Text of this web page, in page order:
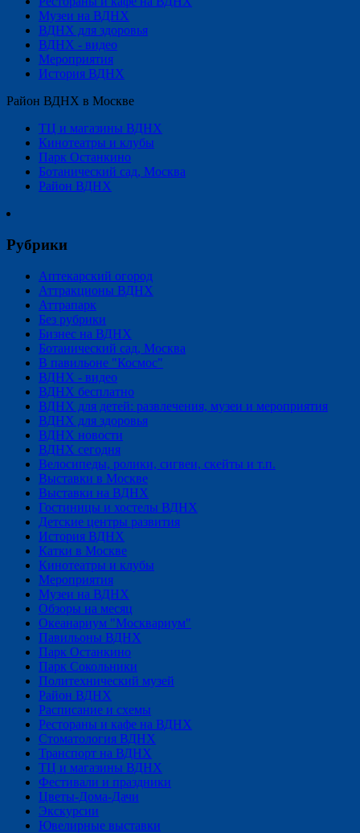
Музеи на ВДНХ
ВДНХ для здоровья
ВДНХ - видео
Мероприятия
История ВДНХ
Район ВДНХ в Москве
ТЦ и магазины ВДНХ
Кинотеатры и клубы
Парк Останкино
Ботанический сад, Москва
Район ВДНХ
Рубрики
Аптекарский огород
Аттракционы ВДНХ
Аттрапарк
Без рубрики
Бизнес на ВДНХ
Ботанический сад, Москва
В павильоне "Космос"
ВДНХ - видео
ВДНХ бесплатно
ВДНХ для детей: развлечения, музеи и мероприятия
ВДНХ для здоровья
ВДНХ новости
ВДНХ сегодня
Велосипеды, ролики, сигвеи, скейты и т.п.
Выставки в Москве
Выставки на ВДНХ
Гостиницы и хостелы ВДНХ
Детские центры развития
История ВДНХ
Катки в Москве
Кинотеатры и клубы
Мероприятия
Музеи на ВДНХ
Обзоры на месяц
Океанариум "Москвариум"
Павильоны ВДНХ
Парк Останкино
Парк Сокольники
Политехнический музей
Район ВДНХ
Расписание и схемы
Рестораны и кафе на ВДНХ
Стоматология ВДНХ
Транспорт на ВДНХ
ТЦ и магазины ВДНХ
Фестивали и праздники
Цветы-Дома-Дачи
Экскурсии
Ювелирные выставки